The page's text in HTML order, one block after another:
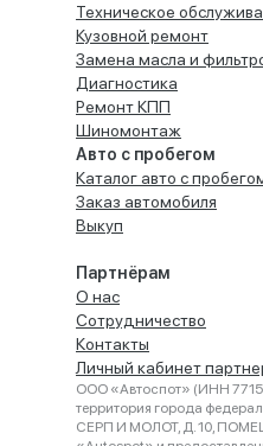
Техническое
Кузовной ремонт
Замена масла и
Диагностика
Ремонт КПП
Шиномонтаж
Авто с пробегом
Каталог авто с
Заказ автомобиля
Выкуп
Партнёрам
О нас
Сотрудничество
Контакты
Личный кабинет
ООО «Автоспот» (ИНН
территория города
СЕРП И МОЛОТ, Д. 10,